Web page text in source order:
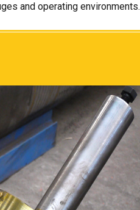
and operating environments.